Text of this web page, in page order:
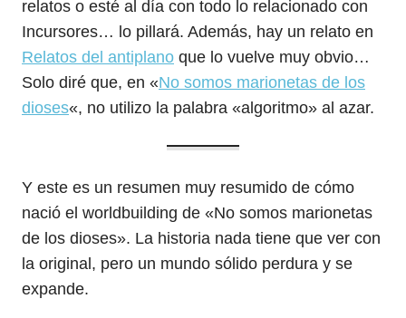
relatos o esté al día con todo lo relacionado con
Incursores… lo pillará. Además, hay un relato en
Relatos del antiplano que lo vuelve muy obvio…
Solo diré que, en «No somos marionetas de los
dioses«, no utilizo la palabra «algoritmo» al azar.
Y este es un resumen muy resumido de cómo
nació el worldbuilding de «No somos marionetas
de los dioses». La historia nada tiene que ver con
la original, pero un mundo sólido perdura y se
expande.